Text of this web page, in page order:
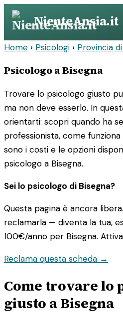
Vai
contenuto
NienteAnsia.it
Home › Psicologi › Provincia
Psicologo a Bisegna
Trovare lo psicologo giusto
ma non deve esserlo. In
orientarti: scopri quando ha
professionista, come
sono i costi e le opzioni
psicologo a Bisegna.
Sei lo psicologo di Bisegna?
Questa pagina è ancora
reclamarla — diventa la tua,
100€/anno per Bisegna.
Reclama questa scheda →
Come trovare lo
giusto a Bisegna